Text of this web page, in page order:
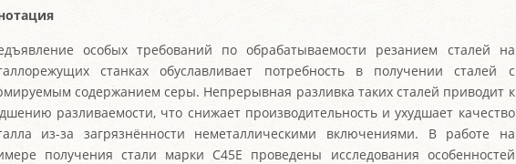
особых требований по обрабатываемости резанием сталей на
станках обуславливает потребность в получении сталей с
содержанием серы. Непрерывная разливка таких сталей приводит к
разливаемости, что снижает производительность и ухудшает качество
из-за загрязнённости неметаллическими включениями. В работе на
получения стали марки С45Е проведены исследования особенностей